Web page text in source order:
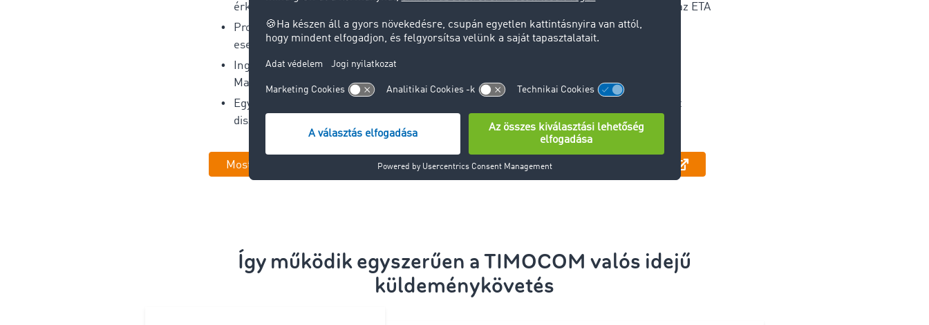
érkezési idők (ETA)
Proaktív kockázatkezelés késések
esetén
Ingyenes használat a TIMOCOM
Marketplace-en
Egyszerű integráció a saját
diszpozíciós eszközbe
Most időpontot egyeztetni
jármű pozíciója vagy csak az ETA
jelenjen meg.
A szállítási kommunikáció
Ingyenes használat
Egyszerű integráció a saját
diszpozíciós eszközbe
Most időpontot egyeztetni
Így működik egyszerűen a TIMOCOM valós idejű
küldeménykövetés